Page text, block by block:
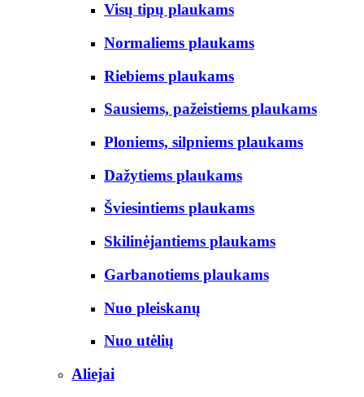
Visų tipų plaukams
Normaliems plaukams
Riebiems plaukams
Sausiems, pažeistiems plaukams
Ploniems, silpniems plaukams
Dažytiems plaukams
Šviesintiems plaukams
Skilinėjantiems plaukams
Garbanotiems plaukams
Nuo pleiskanų
Nuo utėlių
Aliejai